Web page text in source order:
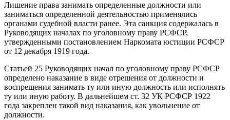
Лишение права занимать определенные должности или
заниматься определенной деятельностью применялись
органами судебной власти ранее. Эта санкция содержалась в
Руководящих началах по уголовному праву РСФСР,
утвержденными постановлением Наркомата юстиции РСФСР
от 12 декабря 1919 года.
Статьей 25 Руководящих начал по уголовному праву РСФСР
определено наказание в виде отрешения от должности и
воспрещения занимать ту или иную должность или исполнять
ту или иную работу. В дальнейшем ст. 32 УК РСФСР 1922
года закреплен такой вид наказания, как увольнение от
должности.